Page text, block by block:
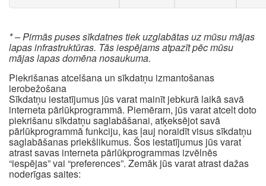
* – Pirmās puses sīkdatnes tiek uzglabātas uz mūsu mājas
lapas infrastruktūras. Tās iespējams atpazīt pēc mūsu
mājas lapas domēna nosaukuma.
Piekrišanas atcelšana un sīkdatņu izmantošanas
ierobežošana
Sīkdatņu iestatījumus jūs varat mainīt jebkurā laikā savā
interneta pārlūkprogrammā. Piemēram, jūs varat atcelt doto
piekrišanu sīkdatņu saglabāšanai, atķeksējot savā
pārlūkprogrammā funkciju, kas ļauj noraidīt visus sīkdatņu
saglabāšanas priekšlikumus. Šos iestatījumus jūs varat
atrast savas interneta pārlūkprogrammas izvēlnēs
“iespējas” vai “preferences”. Zemāk jūs varat atrast dažas
noderīgas saites: